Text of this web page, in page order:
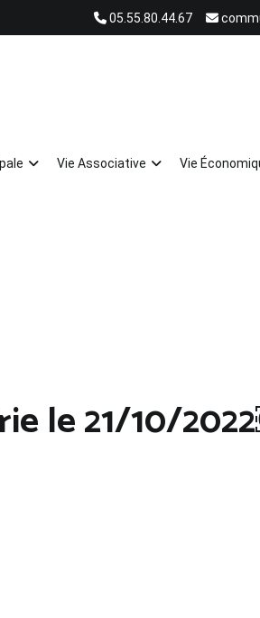
05.55.80.44.67
Vie Associative Vie
le 21/10/